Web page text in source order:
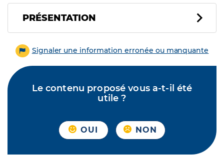
PRÉSENTATION
Signaler une information erronée ou manquante
Le contenu proposé vous a-t-il été
utile ?
OUI NON